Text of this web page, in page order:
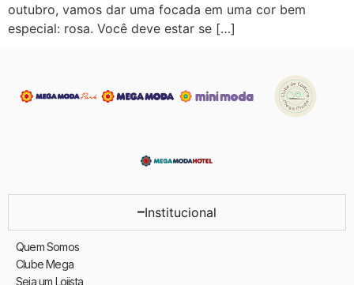
outubro, vamos dar uma focada em uma cor bem
especial: rosa. Você deve estar se […]
Institucional
Quem Somos
Clube Mega
Seja um Lojista